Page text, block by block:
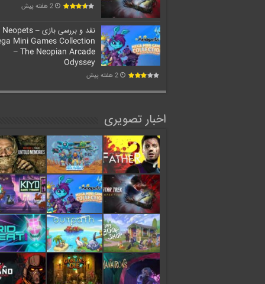
2 هفته پیش
نقد و بررسی بازی Neopets –
Mini Games Collection
– The Neopian Arcade
Odyssey
2 هفته پیش
اخبار تصویری